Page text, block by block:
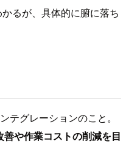
るが、具体的に腑に落ち
テグレーションのこと。
や作業コストの削減を目